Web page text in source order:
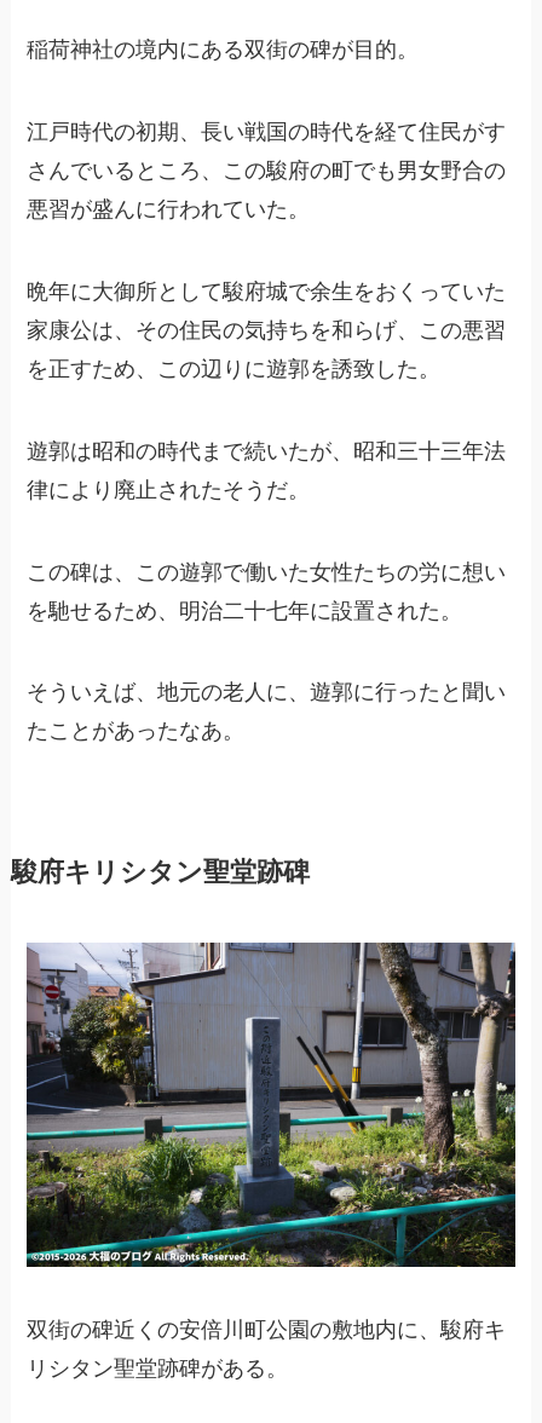
稲荷神社の境内にある双街の碑が目的。
江戸時代の初期、長い戦国の時代を経て住民がす
さんでいるところ、この駿府の町でも男女野合の
悪習が盛んに行われていた。
晩年に大御所として駿府城で余生をおくっていた
家康公は、その住民の気持ちを和らげ、この悪習
を正すため、この辺りに遊郭を誘致した。
遊郭は昭和の時代まで続いたが、昭和三十三年法
律により廃止されたそうだ。
この碑は、この遊郭で働いた女性たちの労に想い
を馳せるため、明治二十七年に設置された。
そういえば、地元の老人に、遊郭に行ったと聞い
たことがあったなあ。
駿府キリシタン聖堂跡碑
双街の碑近くの安倍川町公園の敷地内に、駿府キ
リシタン聖堂跡碑がある。